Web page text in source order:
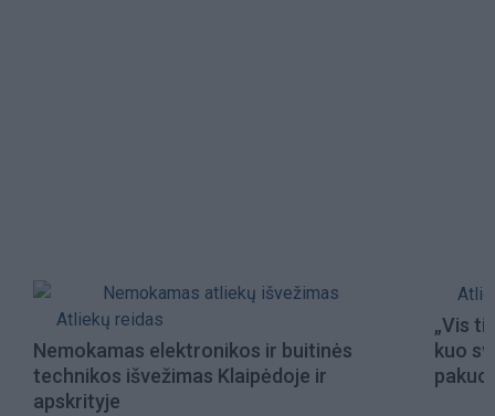
Atliekų reidas
Nemokamas elektronikos ir buitinės
technikos išvežimas Klaipėdoje ir
apskrityje
„Vis
kuo